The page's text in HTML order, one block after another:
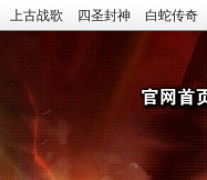
上古战歌 四圣封神 白蛇传奇